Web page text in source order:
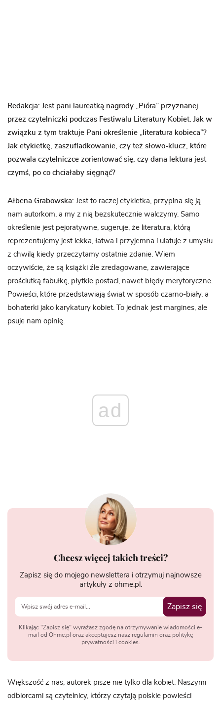
Redakcja: Jest pani laureatką nagrody „Pióra” przyznanej
przez czytelniczki podczas Festiwalu Literatury Kobiet. Jak w
związku z tym traktuje Pani określenie „literatura kobieca”?
Jak etykietkę, zaszufladkowanie, czy też słowo-klucz, które
pozwala czytelniczce zorientować się, czy dana lektura jest
czymś, po co chciałaby sięgnąć?
Ałbena Grabowska: Jest to raczej etykietka, przypina się ją
nam autorkom, a my z nią bezskutecznie walczymy. Samo
określenie jest pejoratywne, sugeruje, że literatura, którą
reprezentujemy jest lekka, łatwa i przyjemna i ulatuje z umysłu
z chwilą kiedy przeczytamy ostatnie zdanie. Wiem
oczywiście, że są książki źle zredagowane, zawierające
prościutką fabułkę, płytkie postaci, nawet błędy merytoryczne.
Powieści, które przedstawiają świat w sposób czarno-biały, a
bohaterki jako karykatury kobiet. To jednak jest margines, ale
psuje nam opinię.
ad
Chcesz więcej takich treści?
Zapisz się do mojego newslettera i otrzymuj najnowsze
artykuły z ohme.pl.
Zapisz się
Klikając "Zapisz się" wyrażasz zgodę na otrzymywanie wiadomości e-
mail od Ohme.pl oraz akceptujesz nasz regulamin oraz politykę
prywatności i cookies.
Większość z nas, autorek pisze nie tylko dla kobiet. Naszymi
odbiorcami są czytelnicy, którzy czytają polskie powieści